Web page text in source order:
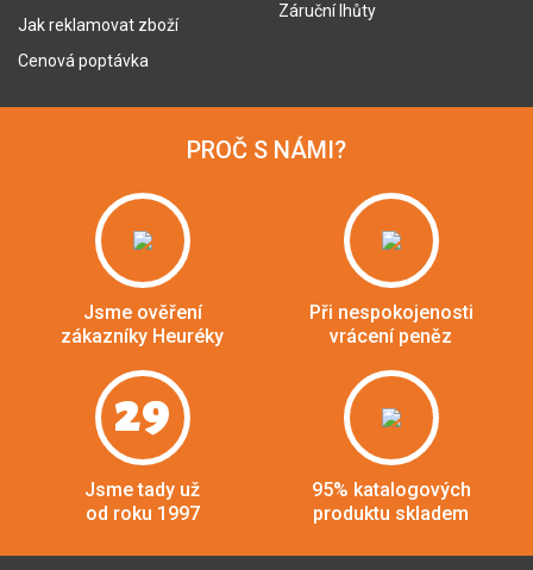
Jak reklamovat zboží
Cenová poptávka
Záruční lhůty
PROČ S NÁMI?
Jsme ověření
zákazníky Heuréky
Při nespokojenosti
vrácení peněz
29
Jsme tady už
od roku 1997
95% katalogových
produktu skladem